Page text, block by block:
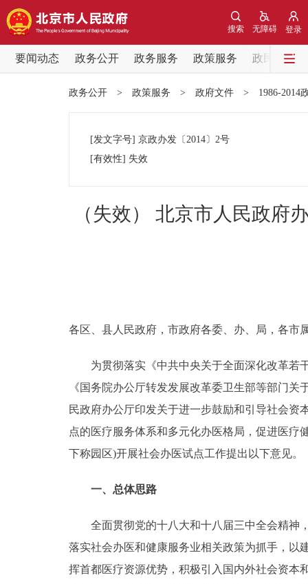
登录
无障碍
搜索
要闻动态 政务公开 政务服务 政策服务
政民互动
党中央精神
政务公开
政务服务
个人服务
便民服务
中介服务
政民互动
12345网上接诉即办
政务公开 > 政策服务 > 政府文件 > 1986-2014
[发文字号] 京政办发 〔2014〕 2号
[有效性] 失效
（失效） 北京市人民政府
各区、县人民政府，市政府各委、办、局，各市
为贯彻落实《中共中央关于全面深化改革若干
《国务院办公厅转发发展改革委卫生部等部门
民政府办公厅印发关于进一步鼓励和引导社会资
点的医疗服务体系和多元化办医格局，促进医疗
下称园区)开展社会办医试点工作提出以下意见。
一、总体思路
全面贯彻党的十八大和十八届三中全会精神，
落实社会办医和健康服务业相关政策为抓手，以
挥首都医疗资源优势，积极引入国内外社会资本